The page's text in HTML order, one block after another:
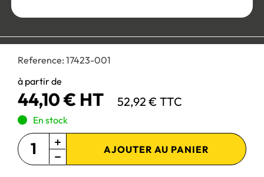
Reference: 17423-001
à partir de
44,10 € HT 52,92 € TTC
En stock
AJOUTER AU PANIER
Personnaliser les cookies
Paiement 100% sécurisé :
Site réservé aux professionnels